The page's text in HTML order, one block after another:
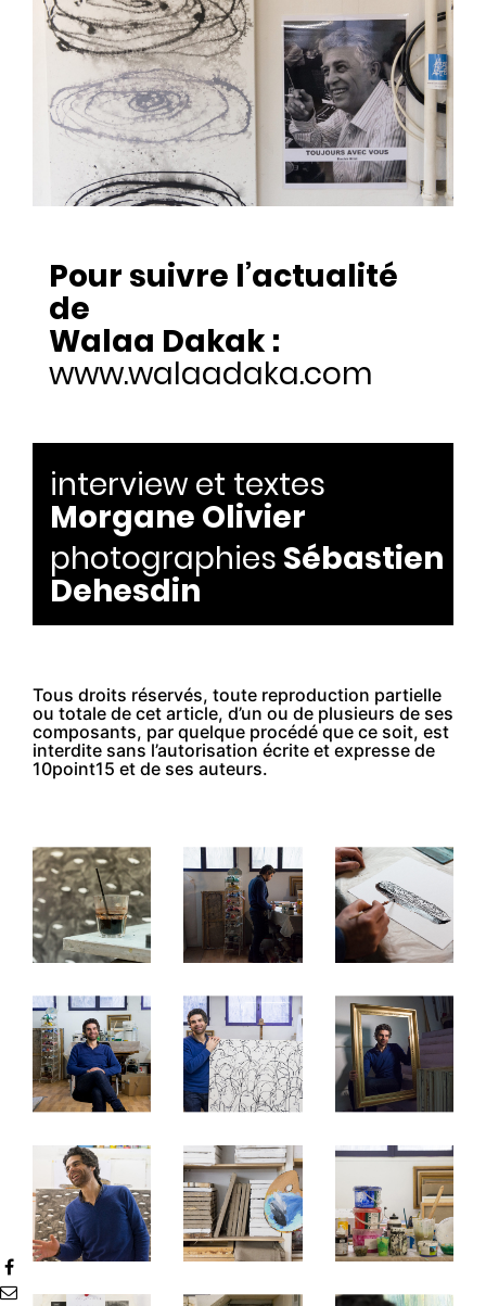
Pour suivre l’actualité
de
Walaa Dakak :
www.walaadaka.com
interview et textes
Morgane Olivier
photographies Sébastien
Dehesdin
Tous droits réservés, toute reproduction partielle
ou totale de cet article, d’un ou de plusieurs de ses
composants, par quelque procédé que ce soit, est
interdite sans l’autorisation écrite et expresse de
10point15 et de ses auteurs.